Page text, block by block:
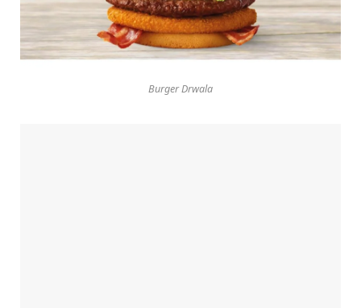
Burger Drwala